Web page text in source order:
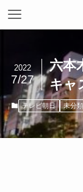
六本
キャ
2022
7/27
テレビ朝日 未分類